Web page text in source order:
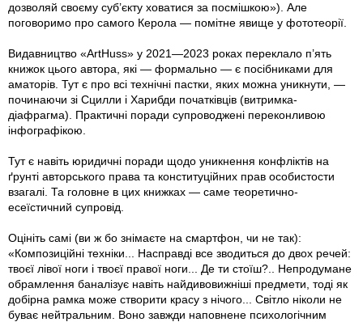
дозволяй своєму суб’єкту ховатися за посмішкою»). Але
поговоримо про самого Керола — помітне явище у фототеорії.
Видавництво «ArtHuss» у 2021—2023 роках переклало п’ять
книжок цього автора, які — формально — є посібниками для
аматорів. Тут є про всі технічні пастки, яких можна уникнути, —
починаючи зі Сцилли і Харибди початківців (витримка-
діафрагма). Практичні поради супроводжені переконливою
інфографікою.
Тут є навіть юридичні поради щодо уникнення конфліктів на
ґрунті авторського права та конституційних прав особистости
взагалі. Та головне в цих книжках — саме теоретично-
есеїстичний супровід.
Оцініть самі (ви ж бо знімаєте на смартфон, чи не так):
«Композиційні техніки... Насправді все зводиться до двох речей:
твоєї лівої ноги і твоєї правої ноги... Де ти стоїш?.. Непродумане
обрамлення баналізує навіть найдивовижніші предмети, тоді як
добірна рамка може створити красу з нічого... Світло ніколи не
буває нейтральним. Воно завжди наповнене психологічним